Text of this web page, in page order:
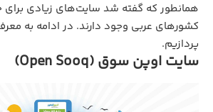
همانطور که گفته شد سایت‌های زیادی
کشورهای عربی وجود دارند. در ادامه به
پردازیم.
سایت اوپن سوق (Open Sooq)